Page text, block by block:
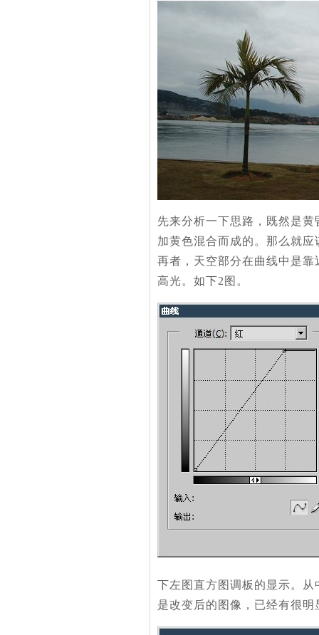
先来分析一下思路，既然是
加黄色混合而成的。那么就
再者，天空部分在曲线中是
高光。如下2图。
下左图直方图调板的显示。
是改变后的图像，已经有很